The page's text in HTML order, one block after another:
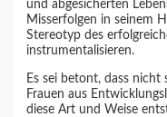
und abgesicherten
Misserfolgen in seinem
Stereotyp des
instrumentalisieren.
Es sei betont, dass nicht
Frauen aus
diese Art und Weise